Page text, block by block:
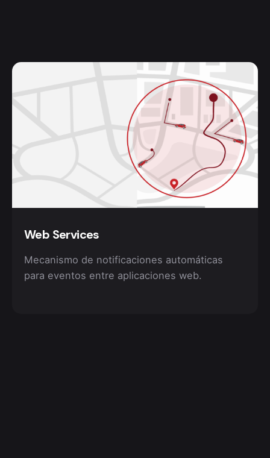
Web Services
Mecanismo de notificaciones automáticas
para eventos entre aplicaciones web.